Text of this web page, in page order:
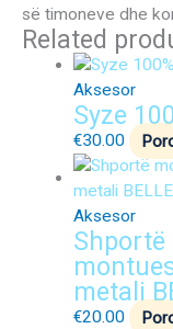
së timoneve dhe
Related
Aksesor
Syze
€30.00
Aksesor
Shportë
metali
€20.00